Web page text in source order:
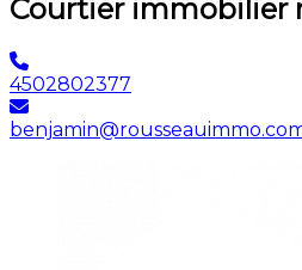
Courtier immobilier
4502802377